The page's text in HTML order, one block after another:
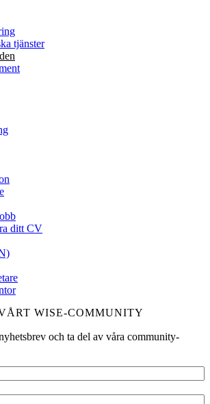
tjänster
ditt CV
WISE-COMMUNITY
och ta del av våra community-